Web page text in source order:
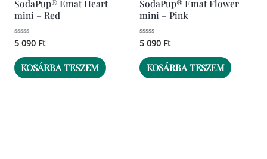
SodaPup® Emat Heart
mini – Red
Értékelés:
0
5
5 090 Ft
KOSÁRBA TESZEM
SodaPup® Emat Flower
mini – Pink
Értékelés:
0
5
5 090 Ft
KOSÁRBA TESZEM